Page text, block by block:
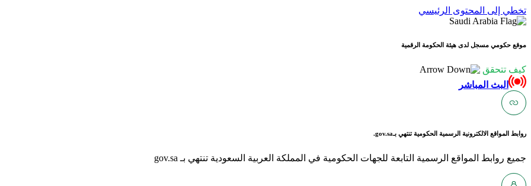
تخطي إلى المحتوى الرئيسي
موقع حكومي مسجل لدى هيئة الحكومة الرقمية
كيف تتحقق
البث المباشر
روابط المواقع الالكترونية الرسمية الحكومية تنتهي بـgov.sa.
جميع روابط المواقع الرسمية التابعة للجهات الحكومية في المملكة العربية السعودية تنتهي بـ gov.sa